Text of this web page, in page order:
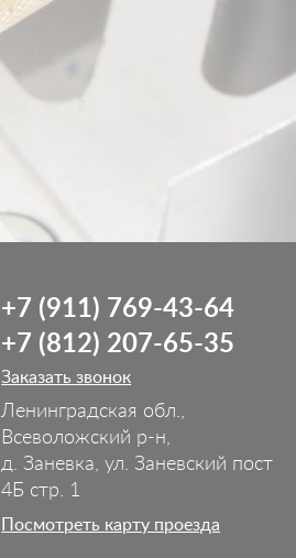
+7 (911) 769-43-64
+7 (812) 207-65-35
Заказать звонок
Ленинградская обл.,
Всеволожский р-н,
д. Заневка, ул. Заневский пост
4Б стр. 1
Посмотреть карту проезда